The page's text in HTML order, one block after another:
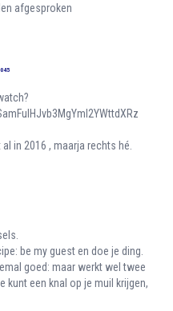
afgesproken
in 2016 , maarja rechts hé.
be my guest en doe je ding.
goed: maar werkt wel twee
kunt een knal op je muil krijgen,